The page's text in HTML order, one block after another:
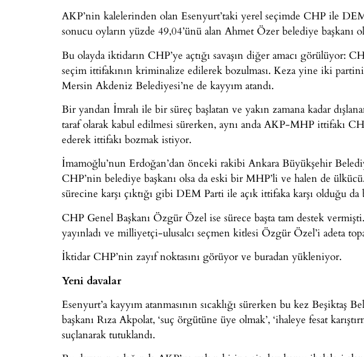
AKP’nin kalelerinden olan Esenyurt’taki yerel seçimde CHP ile DEM
sonucu oyların yüzde 49,04’ünü alan Ahmet Özer belediye başkanı
Bu olayda iktidarın CHP’ye açtığı savaşın diğer amacı görülüyor:
seçim ittifakının kriminalize edilerek bozulması. Keza yine iki
Mersin Akdeniz Belediyesi’ne de kayyım atandı.
Bir yandan İmralı ile bir süreç başlatan ve yakın zamana kadar
taraf olarak kabul edilmesi sürerken, aynı anda AKP-MHP ittifakı
ederek ittifakı bozmak istiyor.
İmamoğlu’nun Erdoğan’dan önceki rakibi Ankara Büyükşehir
CHP’nin belediye başkanı olsa da eski bir MHP’li ve halen de
sürecine karşı çıktığı gibi DEM Parti ile açık ittifaka karşı olduğu
CHP Genel Başkanı Özgür Özel ise sürece başta tam destek
yayınladı ve milliyetçi-ulusalcı seçmen kitlesi Özgür Özel’i adeta
İktidar CHP’nin zayıf noktasını görüyor ve buradan yükleniyor.
Yeni davalar
Esenyurt’a kayyım atanmasının sıcaklığı sürerken bu kez Beşiktaş
başkanı Rıza Akpolat, ‘suç örgütüne üye olmak’, ‘ihaleye fesat
suçlanarak tutuklandı.